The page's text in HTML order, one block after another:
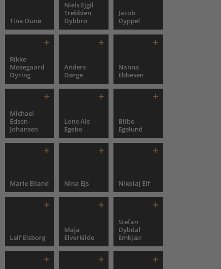
Tina Dunø
Niels Ejgil
Trebbien
Dybbro
Jacob
Dyppel
Rikke
Mosegaard
Dyring
Anders
Dørge
Nanna
Ebbesen
Michael
Edsen-
Johansen
Lone Als
Egebo
Bilbo
Egelund
Marie Eiland Nina Ejs Nikolaj Elf
Leif Elsborg
Maja
Elverkilde
Stefan
Dybdal
Emkjær